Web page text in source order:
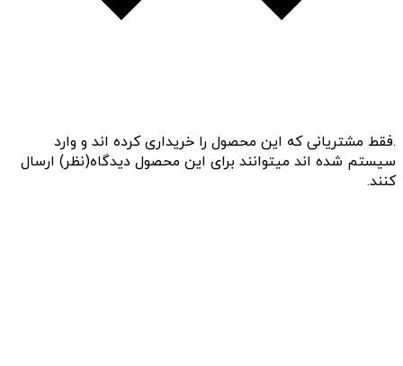
.فقط مشتریانی که این محصول را خریداری کرده اند و وارد
سیستم شده اند میتوانند برای این محصول دیدگاه(نظر) ارسال
کنند.